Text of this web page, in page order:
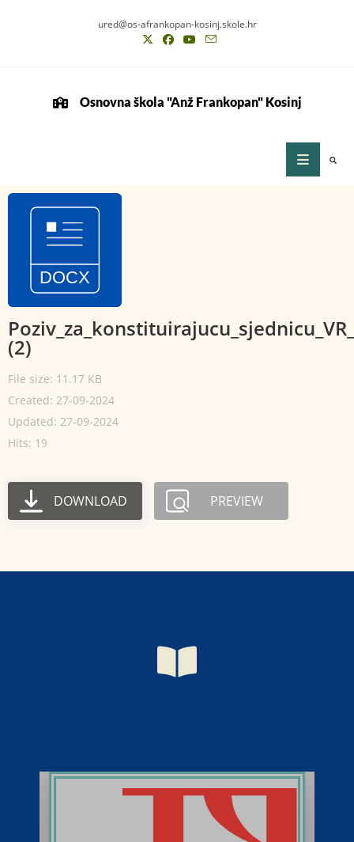
ured@os-afrankopan-kosinj.skole.hr
Osnovna škola "Anž Frankopan" Kosinj
(2)
File size: 11.17 KB
Created: 27-09-2024
Updated: 27-09-2024
Hits: 19
DOWNLOAD PREVIEW